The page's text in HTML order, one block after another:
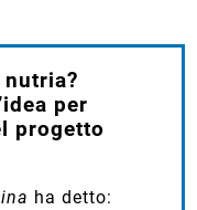
per
progetto
ha detto: